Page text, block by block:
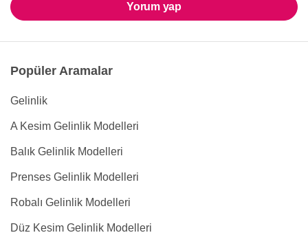
Yorum yap
Popüler Aramalar
Gelinlik
A Kesim Gelinlik Modelleri
Balık Gelinlik Modelleri
Prenses Gelinlik Modelleri
Robalı Gelinlik Modelleri
Düz Kesim Gelinlik Modelleri